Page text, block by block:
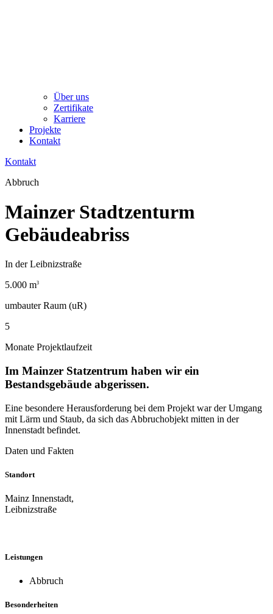
Über uns
Zertifikate
Karriere
Projekte
Kontakt
Kontakt
Abbruch
Mainzer Stadtzenturm
Gebäudeabriss
In der Leibnizstraße
5.000 m3
umbauter Raum (uR)
5
Monate Projektlaufzeit
Im Mainzer Statzentrum haben wir ein
Bestandsgebäude abgerissen.
Eine besondere Herausforderung bei dem Projekt war der Umgang
mit Lärm und Staub, da sich das Abbruchobjekt mitten in der
Innenstadt befindet.
Daten und Fakten
Standort
Mainz Innenstadt,
Leibnizstraße
Leistungen
Abbruch
Besonderheiten